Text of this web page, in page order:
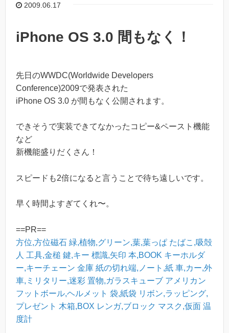
2009.06.17
iPhone OS 3.0 間もなく！
先日のWWDC(Worldwide Developers
Conference)2009で発表された
iPhone OS 3.0 が間もなく公開されます。
できそうで実装できてなかったコピー&ペースト機能
など
新機能盛りだくさん！
スピードも2倍になると言うことで待ち遠しいです。
早く時間よすぎてくれ〜。
==PR==
方位,方位磁石 緑,植物,グリーン,葉,葉っぱ たばこ,吸殻
人 工具,金槌 鍵,キー 標識,矢印 本,BOOK キーホルダ
ー,キーチェーン 金庫 紙の切れ端,ノート,紙 車,カー,外
車,ミリタリー,迷彩 置物,ガラスキューブ アメリカン
フットボール,ヘルメット 袋,紙袋 リボン,ラッピング,
プレゼント 木箱,BOX レンガ,ブロック マスク,仮面 温
度計